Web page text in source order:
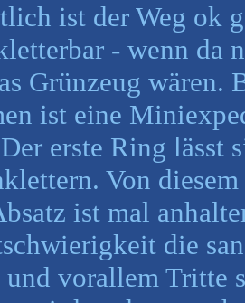
ist der Weg ok
- wenn da
Grünzeug wären.
ist eine
erste Ring lässt
Von
ist mal
die
vorallem Tritte